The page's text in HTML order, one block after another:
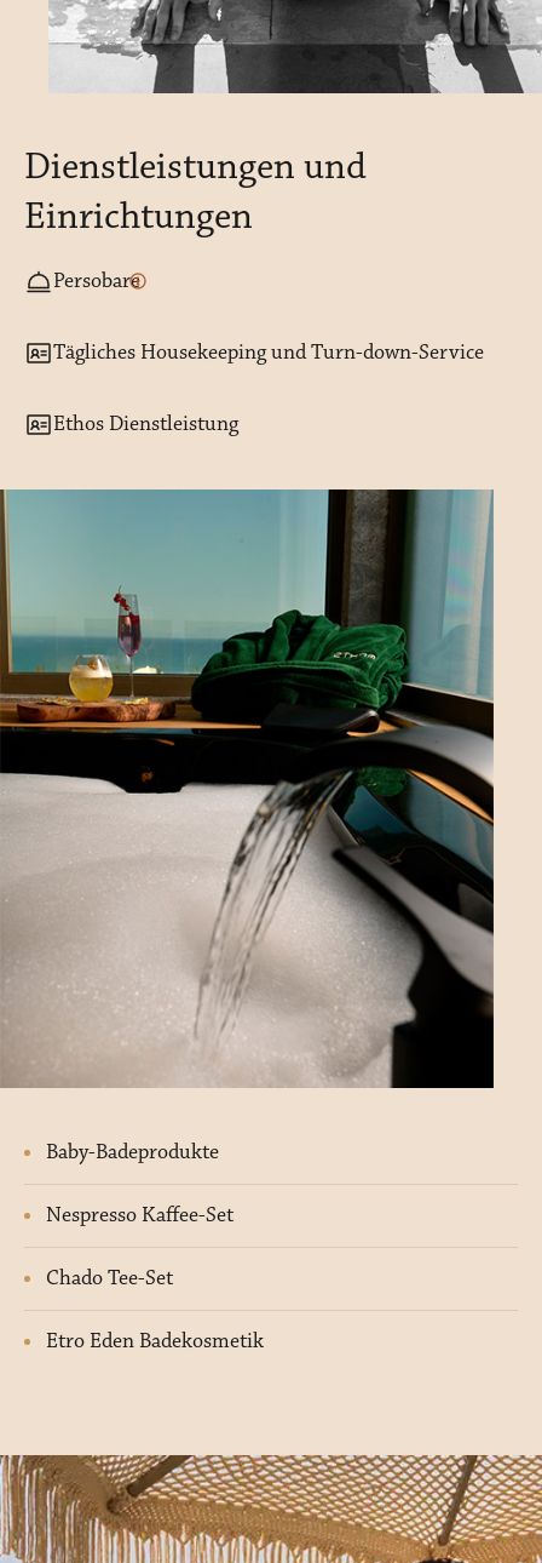
Dienstleistungen und
Einrichtungen
Persobare
Tägliches Housekeeping und Turn-down-Service
Ethos Dienstleistung
Baby-Badeprodukte
Nespresso Kaffee-Set
Chado Tee-Set
Etro Eden Badekosmetik